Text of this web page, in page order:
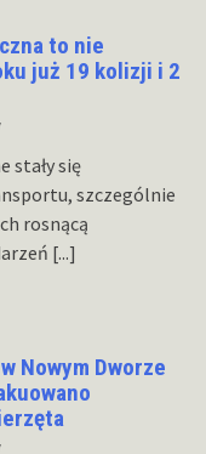
to nie
już 19 kolizji i 2
stały się
szczególnie
rosnącą
[...]
Nowym Dworze